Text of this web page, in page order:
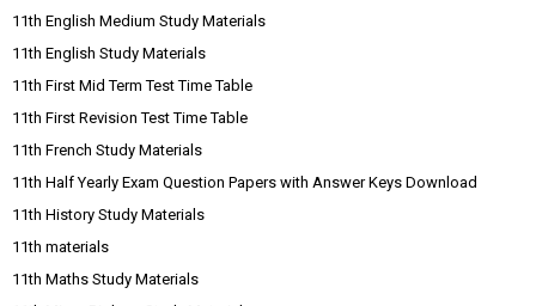
11th English Medium Study Materials
11th English Study Materials
11th First Mid Term Test Time Table
11th First Revision Test Time Table
11th French Study Materials
11th Half Yearly Exam Question Papers with Answer Keys Download
11th History Study Materials
11th materials
11th Maths Study Materials